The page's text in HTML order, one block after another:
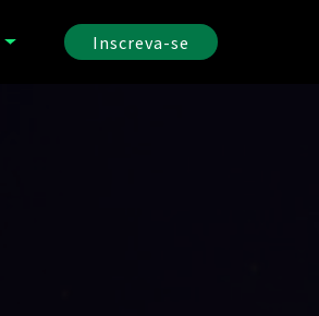
Inscreva-se